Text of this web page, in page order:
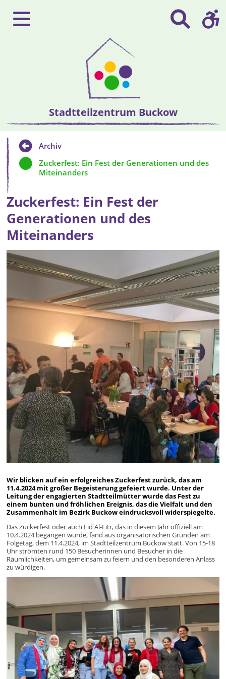
Stadtteilzentrum Buckow
Zuckerfest: Ein Fest der
Generationen und des
Miteinanders
Wir blicken auf ein erfolgreiches Zuckerfest zurück, das am
11.4.2024 mit großer Begeisterung gefeiert wurde. Unter der
Leitung der engagierten Stadtteilmütter wurde das Fest zu
einem bunten und fröhlichen Ereignis, das die Vielfalt und den
Zusammenhalt im Bezirk Buckow eindrucksvoll widerspiegelte.
Das Zuckerfest oder auch Eid Al-Fitr, das in diesem Jahr offiziell am
10.4.2024 begangen wurde, fand aus organisatorischen Gründen am
Folgetag, dem 11.4.2024, im Stadtteilzentrum Buckow statt. Von 15-18
Uhr strömten rund 150 Besucherinnen und Besucher in die
Räumlichkeiten, um gemeinsam zu feiern und den besonderen Anlass
zu würdigen.
Archiv
Zuckerfest: Ein Fest der Generationen und des
Miteinanders